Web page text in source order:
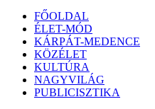
FŐOLDAL
ÉLET-MÓD
KÁRPÁT-MEDENCE
KÖZÉLET
KULTÚRA
NAGYVILÁG
PUBLICISZTIKA